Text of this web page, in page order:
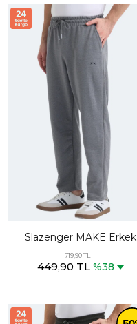
Slazenger MAKE Erkek
Koyu Gri Eşofman Altı
719,90 TL
449,90 TL %38